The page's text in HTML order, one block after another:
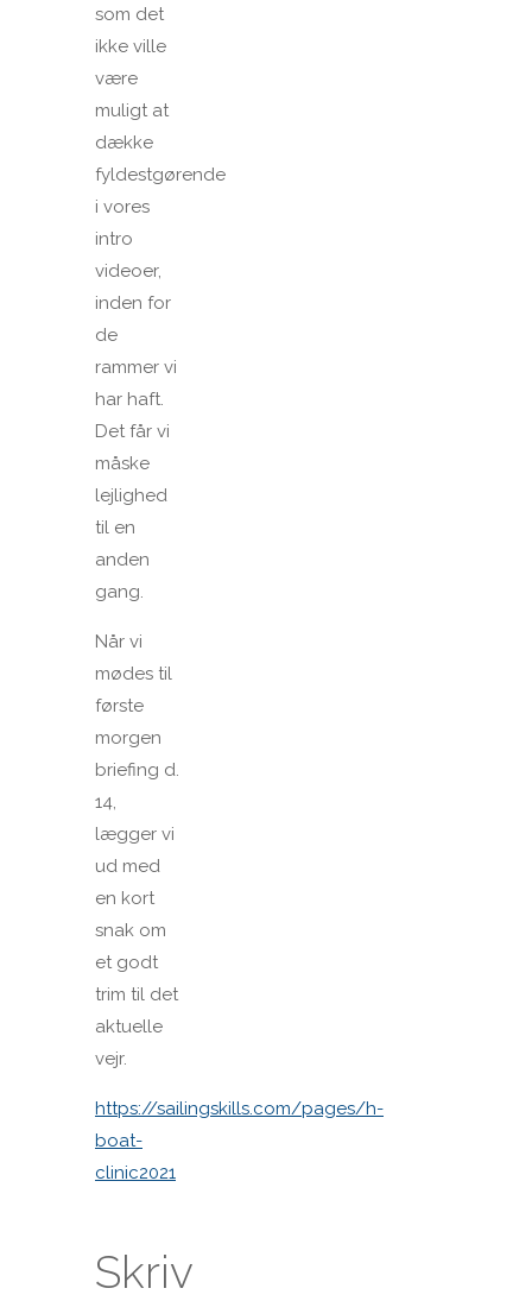
som det
ikke ville
være
muligt at
dække
fyldestgørende
i vores
intro
videoer,
inden for
de
rammer vi
har haft.
Det får vi
måske
lejlighed
til en
anden
gang.
Når vi
mødes til
første
morgen
briefing d.
14,
lægger vi
ud med
en kort
snak om
et godt
trim til det
aktuelle
vejr.
https://sailingskills.com/pages/h-
boat-
clinic2021
Skriv